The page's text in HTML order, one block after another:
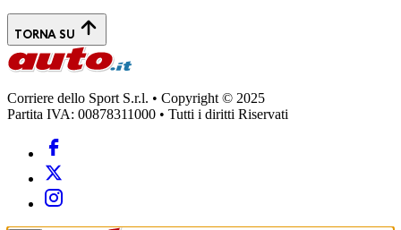
TORNA SU
Corriere dello Sport S.r.l. • Copyright © 2025
Partita IVA: 00878311000 • Tutti i diritti Riservati